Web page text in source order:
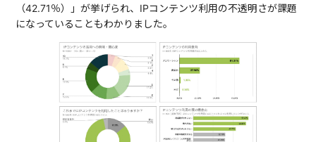
（42.71％）」が挙げられ、IPコンテンツ利用の不透明さが課題
になっていることもわかりました。